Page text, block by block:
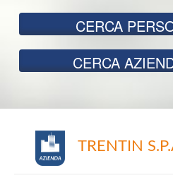
CERCA
CERCA
TRENTIN